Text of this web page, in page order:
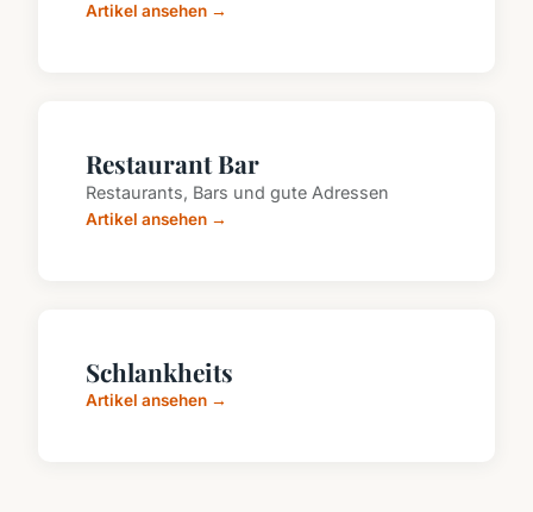
Artikel ansehen →
Restaurant Bar
Restaurants, Bars und gute Adressen
Artikel ansehen →
Schlankheits
Artikel ansehen →